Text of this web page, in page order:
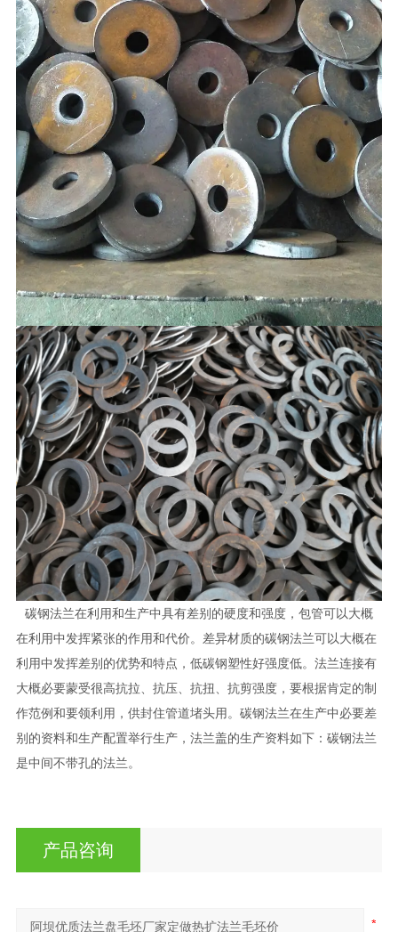
碳钢法兰在利用和生产中具有差别的硬度和强度，包管可以大概
在利用中发挥紧张的作用和代价。差异材质的碳钢法兰可以大概在
利用中发挥差别的优势和特点，低碳钢塑性好强度低。法兰连接有
大概必要蒙受很高抗拉、抗压、抗扭、抗剪强度，要根据肯定的制
作范例和要领利用，供封住管道堵头用。碳钢法兰在生产中必要差
别的资料和生产配置举行生产，法兰盖的生产资料如下：碳钢法兰
是中间不带孔的法兰。
产品咨询